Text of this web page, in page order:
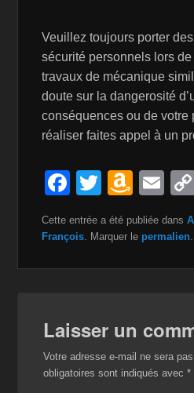
Veuillez toujours porter
sécurité personnels lors
travaux de mécanique
doute sur la dangerosité
conséquences ou de votre
réaliser faites appel à un
F
c
o
k
T
tt
A
a
W
is
h
E
ail
Cette entrée a été publiée dans
François . Marquer le permalien
Laisser un
Votre adresse e-mail ne sera pas
obligatoires sont indiqués avec*